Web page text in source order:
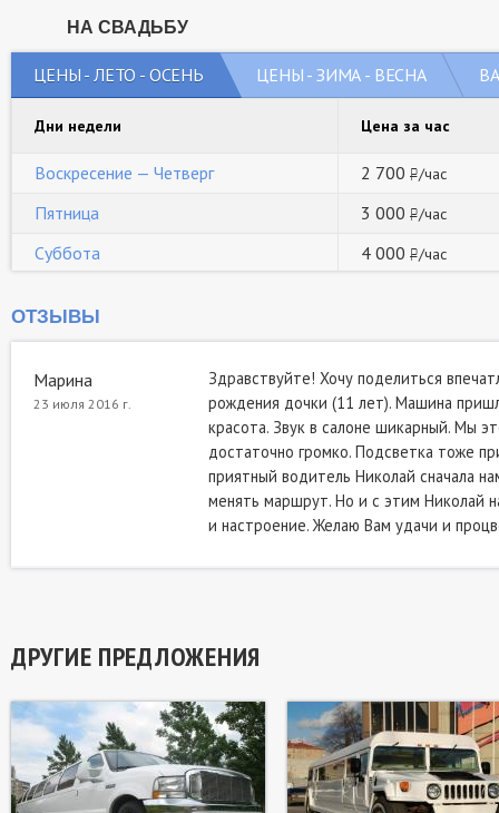
НА СВАДЬБУ
ЦЕНЫ - ЛЕТО - ОСЕНЬ ЦЕНЫ - ЗИМА - ВЕСНА
Дни недели Цена за час
Воскресение — Четверг 2 700 /час
Пятница 3 000 /час
Суббота 4 000 /час
ОТЗЫВЫ
Марина
23 июля 2016 г.
Здравствуйте! Хочу поделиться
рождения дочки (11 лет). Машина
красота. Звук в салоне шикарный. Мы
достаточно громко. Подсветка тоже
приятный водитель Николай сначала
менять маршрут. Но и с этим Николай
и настроение. Желаю Вам удачи и
ДРУГИЕ ПРЕДЛОЖЕНИЯ